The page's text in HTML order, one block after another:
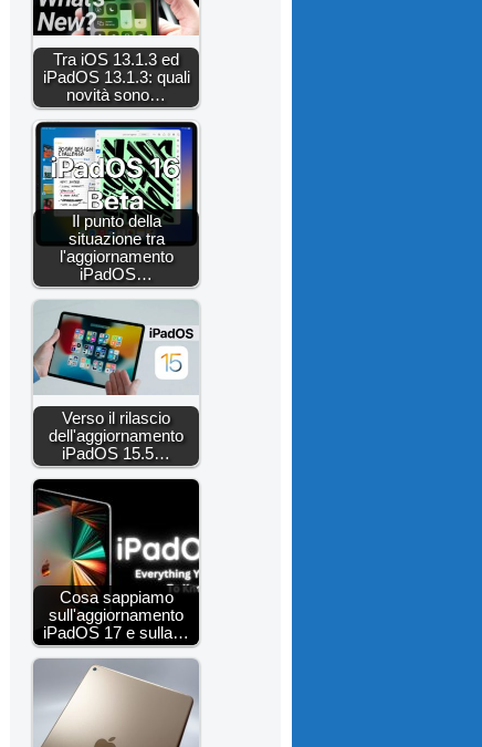
Tra iOS 13.1.3 ed
iPadOS 13.1.3: quali
novità sono…
Il punto della
situazione tra
l'aggiornamento
iPadOS…
Verso il rilascio
dell'aggiornamento
iPadOS 15.5…
Cosa sappiamo
sull'aggiornamento
iPadOS 17 e sulla…